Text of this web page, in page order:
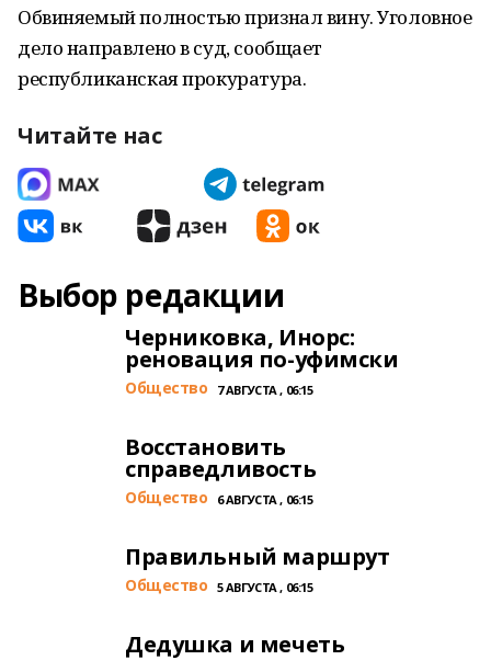
Обвиняемый полностью признал вину. Уголовное
дело направлено в суд, сообщает
республиканская прокуратура.
Читайте нас
Выбор редакции
Черниковка, Инорс:
реновация по-уфимски
Общество 7 АВГУСТА , 06:15
Восстановить
справедливость
Общество 6 АВГУСТА , 06:15
Правильный маршрут
Общество 5 АВГУСТА , 06:15
Дедушка и мечеть